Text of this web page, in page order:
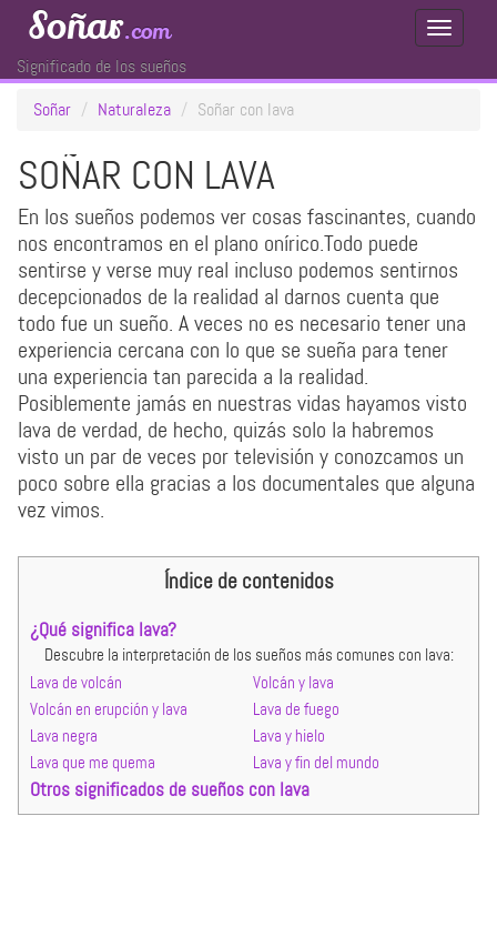
Toggle
Soñar.com
Significado de los sueños
Soñar
Naturaleza Soñar con lava
SOÑAR CON LAVA
En los sueños podemos ver cosas fascinantes, cuando
nos encontramos en el plano onírico.Todo puede
sentirse y verse muy real incluso podemos sentirnos
decepcionados de la realidad al darnos cuenta que
todo fue un sueño. A veces no es necesario tener una
experiencia cercana con lo que se sueña para tener
una experiencia tan parecida a la realidad.
Posiblemente jamás en nuestras vidas hayamos visto
lava de verdad, de hecho, quizás solo la habremos
visto un par de veces por televisión y conozcamos un
poco sobre ella gracias a los documentales que alguna
vez vimos.
Índice de contenidos
¿Qué significa lava?
Descubre la interpretación de los sueños más comunes con lava:
Lava de volcán
Volcán y lava
Volcán en erupción y lava
Lava de fuego
Lava negra
Lava y hielo
Lava que me quema
Lava y fin del mundo
Otros significados de sueños con lava